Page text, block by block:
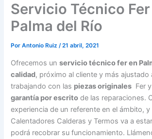
Servicio Técnico Fer
Palma del Río
PorAntonio Ruiz/21 abril, 2021
Ofrecemos unservicio técnico fer en
calidad, próximo al cliente y más ajustado
trabajando con las piezas originales Fer
garantía por escrito de las reparaciones.
experiencia de un referente en el ámbito,
Calentadores Calderas y Termos va a
podrá recobrar su funcionamiento.